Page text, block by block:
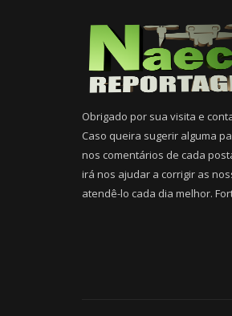
Obrigado por sua visita e
Caso queira sugerir alguma
nos comentários de cada
irá nos ajudar a corrigir as
atendê-lo cada dia melhor.